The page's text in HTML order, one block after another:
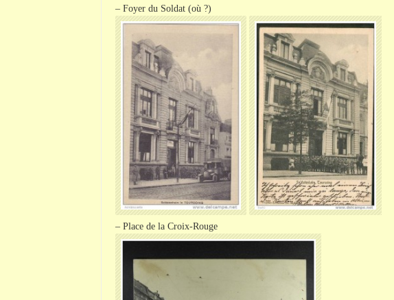
– Foyer du Soldat (où ?)
– Place de la Croix-Rouge